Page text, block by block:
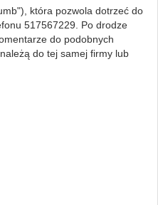
która pozwola dotrzeć do
517567229. Po drodze
do podobnych
do tej samej firmy lub